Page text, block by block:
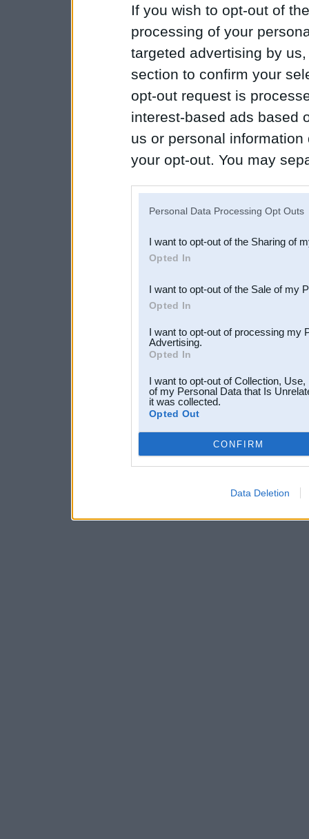
If you wish to opt-out of
processing of your
targeted advertising by
section to confirm your
opt-out request is
interest-based ads based
us or personal
your opt-out. You may
Downstream Participants
third parties.
Personal Data Processing Opt Outs
I want to opt-out of the Sharing of
Opted In
I want to opt-out of the Sale of my
Opted In
I want to opt-out of processing my
Advertising.
Opted In
I want to opt-out of Collection,
of my Personal Data that Is
it was collected.
Opted Out
CONFIRM
Data Deletion